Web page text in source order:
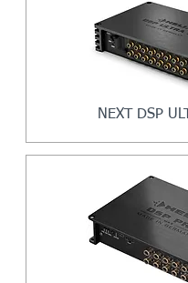
NEXT DSP